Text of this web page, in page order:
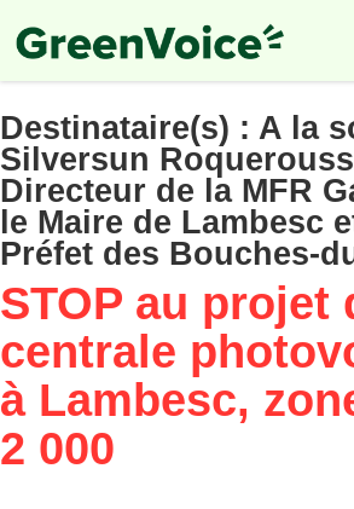
to
main
Destinataire(s) : A la
Silversun
Directeur de la MFR
le Maire de Lambesc
Préfet des Bouches-
STOP au projet
centrale
à Lambesc,
2 000